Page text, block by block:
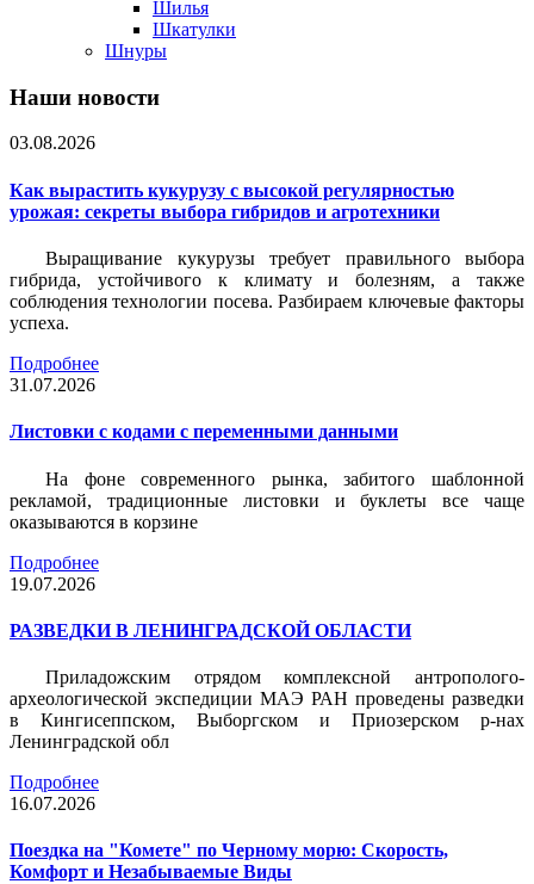
Шилья
Шкатулки
Шнуры
Наши новости
03.08.2026
Как вырастить кукурузу с высокой регулярностью
урожая: секреты выбора гибридов и агротехники
Выращивание кукурузы требует правильного выбора
гибрида, устойчивого к климату и болезням, а также
соблюдения технологии посева. Разбираем ключевые факторы
успеха.
Подробнее
31.07.2026
Листовки c кодами с переменными данными
На фоне современного рынка, забитого шаблонной
рекламой, традиционные листовки и буклеты все чаще
оказываются в корзине
Подробнее
19.07.2026
РАЗВЕДКИ В ЛЕНИНГРАДСКОЙ ОБЛАСТИ
Приладожским отрядом комплексной антрополого-
археологической экспедиции МАЭ РАН проведены разведки
в Кингисеппском, Выборгском и Приозерском р-нах
Ленинградской обл
Подробнее
16.07.2026
Поездка на "Комете" по Черному морю: Скорость,
Комфорт и Незабываемые Виды